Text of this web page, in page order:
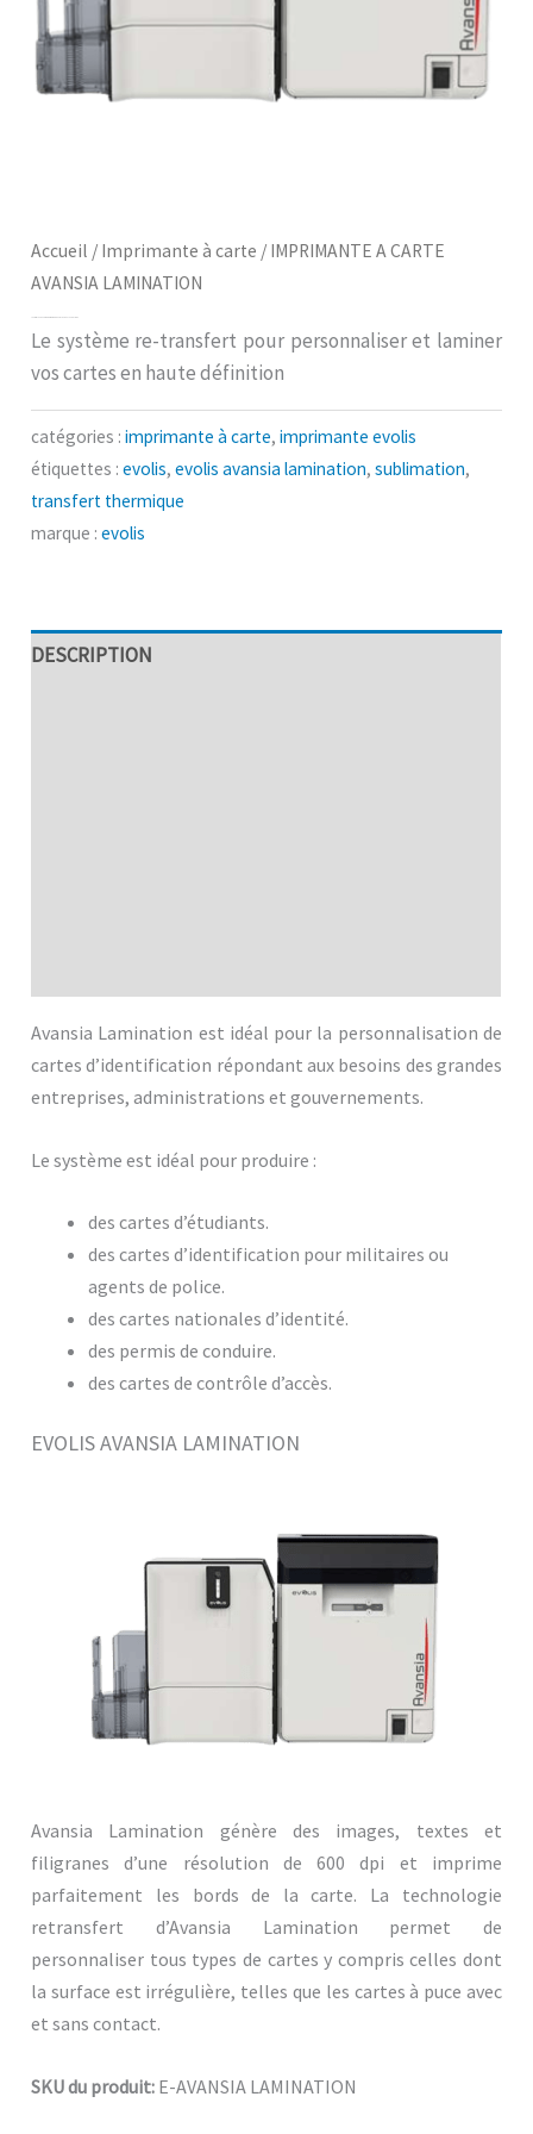
Accueil / Imprimante à carte / ‎IMPRIMANTE A CARTE
AVANSIA LAMINATION
‎IMPRIMANTE A CARTE AVANSIA LAMINATION
Le système re-transfert pour personnaliser et laminer
vos cartes en haute définition
catégories :imprimante à carte,imprimante evolis
étiquettes :evolis,evolis avansia lamination,sublimation,
transfert thermique
marque :evolis
DESCRIPTION
Avansia Lamination est idéal pour la personnalisation de
cartes d’identification répondant aux besoins des grandes
entreprises, administrations et gouvernements.
Le système est idéal pour produire :
des cartes d’étudiants.
des cartes d’identification pour militaires ou
agents de police.
des cartes nationales d’identité.
des permis de conduire.
des cartes de contrôle d’accès.
EVOLIS AVANSIA LAMINATION
Avansia Lamination génère des images, textes et
filigranes d’une résolution de 600 dpi et imprime
parfaitement les bords de la carte. La technologie
retransfert d’Avansia Lamination permet de
personnaliser tous types de cartes y compris celles dont
la surface est irrégulière, telles que les cartes à puce avec
et sans contact.
SKU du produit: E-AVANSIA LAMINATION